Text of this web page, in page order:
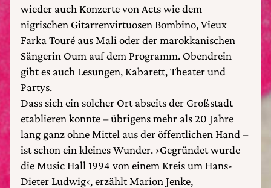
wieder auch Konzerte von Acts wie dem
nigrischen Gitarrenvirtuosen Bombino, Vieux
Farka Touré aus Mali oder der marokkanischen
Sängerin Oum auf dem Programm. Obendrein
gibt es auch Lesungen, Kabarett, Theater und
Partys.
Dass sich ein solcher Ort abseits der Großstadt
etablieren konnte – übrigens mehr als 20 Jahre
lang ganz ohne Mittel aus der öffentlichen Hand –
ist schon ein kleines Wunder. ›Gegründet wurde
die Music Hall 1994 von einem Kreis um Hans-
Dieter Ludwig‹, erzählt Marion Jenke,